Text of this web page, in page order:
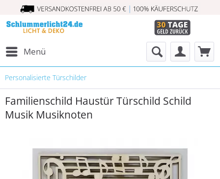
Menü
Personalisierte Türschilder
Familienschild Haustür Türschild Schild
Musik Musiknoten